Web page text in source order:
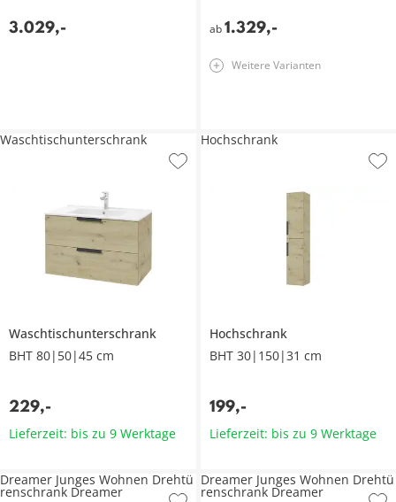
3.029,- ab 1.329,-
Weitere Varianten
Waschtischunterschrank
BHT 80|50|45 cm
229,-
Waschtischunterschrank
Lieferzeit: bis zu 9 Werktage
Hochschrank
BHT 30|150|31 cm
199,-
Hochschrank
Lieferzeit: bis zu 9 Werktage
Dreamer Junges Wohnen Drehtü
renschrank Dreamer
Dreamer Junges Wohnen Drehtü
renschrank Dreamer